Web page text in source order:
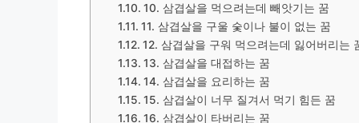
10. 삼겹살을 먹으려는데 빼앗기는 꿈
11. 삼겹살을 구울 숯이나 불이 없는 꿈
12. 삼겹살을 구워 먹으려는데 잃어버리는
13. 삼겹살을 대접하는 꿈
14. 삼겹살을 요리하는 꿈
15. 삼겹살이 너무 질겨서 먹기 힘든 꿈
16. 삼겹살이 타버리는 꿈